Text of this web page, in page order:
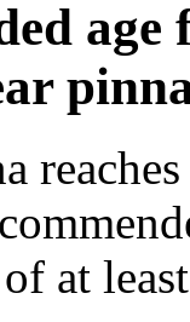
at